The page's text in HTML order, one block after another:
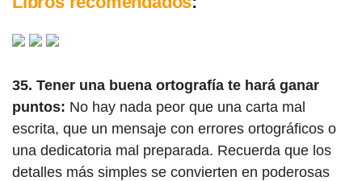
35. Tener una buena ortografía te hará ganar
puntos: No hay nada peor que una carta mal
escrita, que un mensaje con errores ortográficos o
una dedicatoria mal preparada. Recuerda que los
detalles más simples se convierten en poderosas